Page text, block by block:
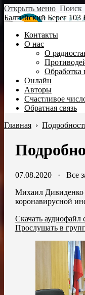
Открыть меню Поиск
Балтийский Берег 103
Контакты
О нас
О
Обработка
Онлайн
Авторы
Счастливое
Обратная связь
Главная ›
07.08.2020· Все
Михаил Дивиденко
коронавирусной
Скачать аудиофайл
Прослушать в